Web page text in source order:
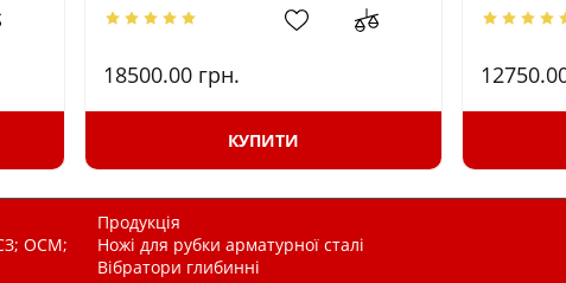
18500.00 грн.
КУПИТИ
ОСМ;
Продукція
Ножі для рубки арматурної сталі
Вібратори глибинні